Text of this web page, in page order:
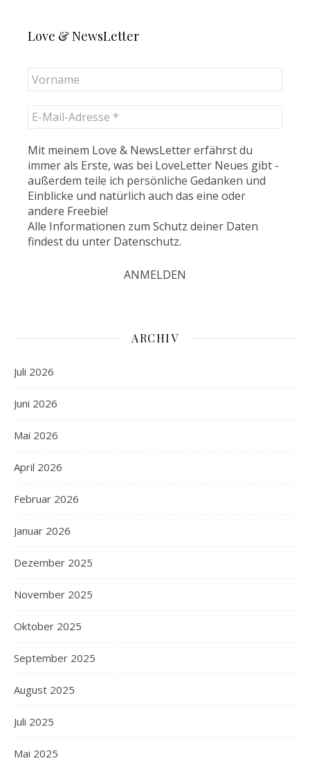
Love & NewsLetter
Mit meinem Love & NewsLetter erfährst du
immer als Erste, was bei LoveLetter Neues gibt -
außerdem teile ich persönliche Gedanken und
Einblicke und natürlich auch das eine oder
andere Freebie!
Alle Informationen zum Schutz deiner Daten
findest du unter Datenschutz.
ARCHIV
Juli 2026
Juni 2026
Mai 2026
April 2026
Februar 2026
Januar 2026
Dezember 2025
November 2025
Oktober 2025
September 2025
August 2025
Juli 2025
Mai 2025